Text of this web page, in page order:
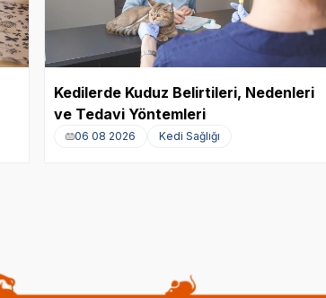
Kedilerde Kuduz Belirtileri, Nedenleri
ve Tedavi Yöntemleri
06 08 2026 Kedi Sağlığı